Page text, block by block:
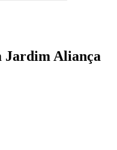
Jardim Aliança